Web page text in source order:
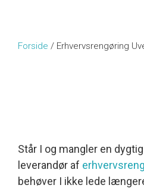
Forside / Erhvervsrengøring
Står I og mangler en
leverandør af
behøver I ikke lede